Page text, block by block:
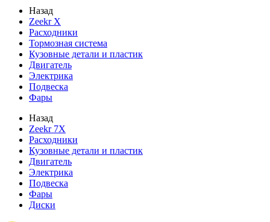
Назад
Zeekr X
Расходники
Тормозная система
Кузовные детали и пластик
Двигатель
Электрика
Подвеска
Фары
Назад
Zeekr 7X
Расходники
Кузовные детали и пластик
Двигатель
Электрика
Подвеска
Фары
Диски